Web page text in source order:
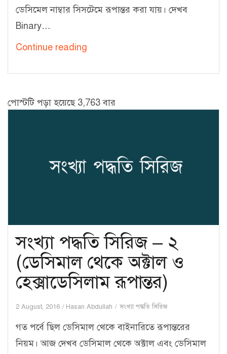
ডেসিমেল নাম্বার সিসটেমে রূপান্তর করা যায়। দেখব
Binary…
Continue reading
৩
ডেসিমাল
রূপান্তর)
পোস্টটি পড়া হয়েছে 3,763 বার
সংখ্যা পদ্ধতি সিরিজ – ২
(ডেসিমাল থেকে অক্টাল ও
হেক্সাডেসিলাম রূপান্তর)
2 August, 2016 Hasan Abdullah সংখ্যা পদ্ধতি সিরিজ
গত পর্বে ছিল ডেসিমাল থেকে বাইনারিতে রূপান্তরের
নিয়ম। আজ দেখব ডেসিমাল থেকে অক্টাল এবং ডেসিমাল